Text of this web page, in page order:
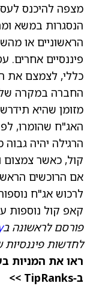
הנסגרות במשא
הראשוניים או
פיננסיים אחרים.
כללי, לצמצם את
החברה במקרה של
מזומן שהיא
האג"ח שהומרו,
הרגילה יהיה
קול, כאשר צמצום
אם הרוכשים
לרכוש אג"ח
קאפ קול נוספות
פורסם לראשונה ב
לחדשות
ראו את המניות
ב‑TipRanks >>